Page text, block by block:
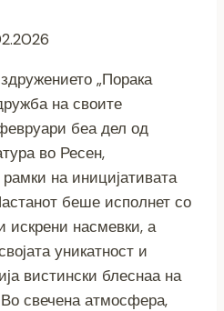
„Порака
на своите
беа дел од
во Ресен,
на иницијативата
беше исполнет со
искрени насмевки, а
уникатност и
вистински блеснаа на
свечена атмосфера,